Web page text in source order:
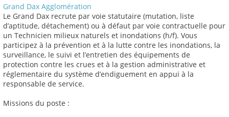
Grand Dax Agglomération
Le Grand Dax recrute par voie statutaire (mutation, liste
d’aptitude, détachement) ou à défaut par voie contractuelle pour
un Technicien milieux naturels et inondations (h/f). Vous
participez à la prévention et à la lutte contre les inondations, la
surveillance, le suivi et l’entretien des équipements de
protection contre les crues et à la gestion administrative et
réglementaire du système d’endiguement en appui à la
responsable de service.
Missions du poste :